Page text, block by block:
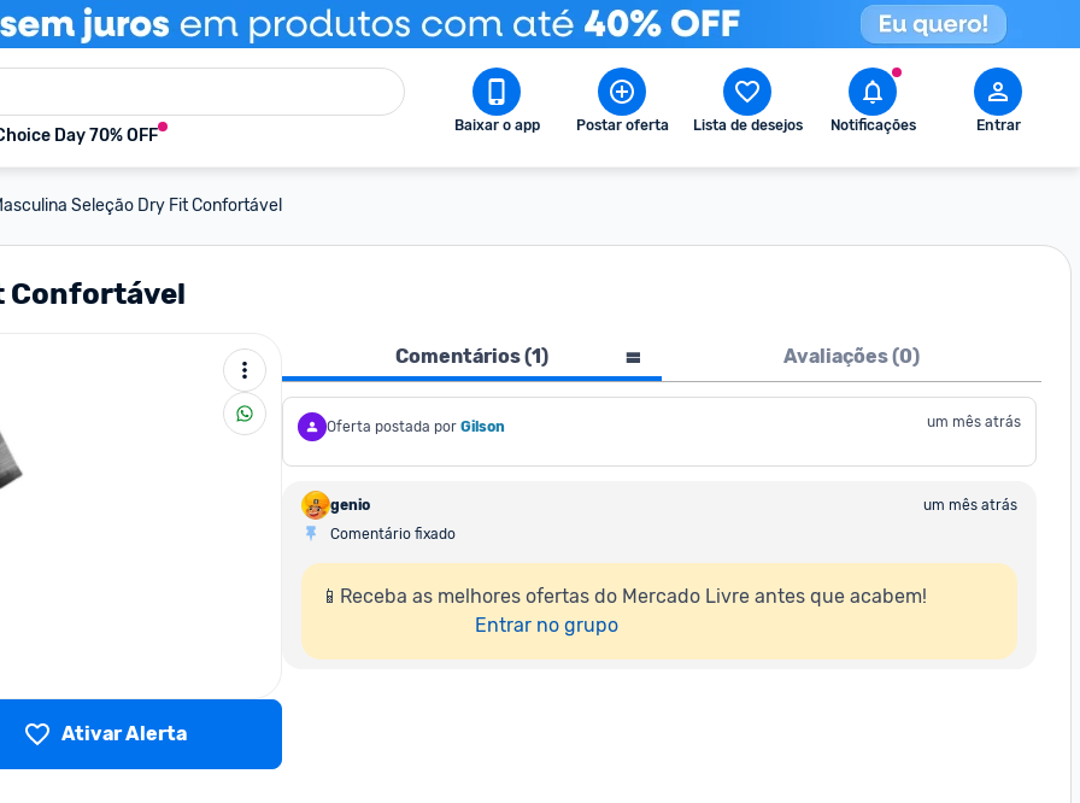
Day 70% OFF Baixar o app Postar oferta Lista de desejos Notificações Entrar
Seleção Dry Fit Confortável
Confortável
Ativar Alerta
Comentários (1) Avaliações (0)
Oferta postada por Gilson um mês atrás
genio
um mês atrás
Comentário fixado
📱Receba as melhores ofertas do Mercado Livre antes que acabem!
Entrar no grupo